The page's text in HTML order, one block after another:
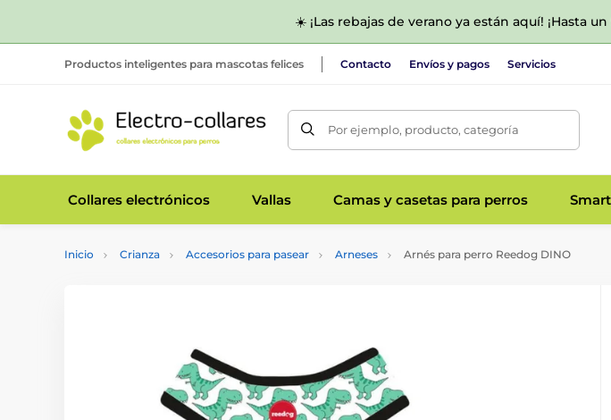
☀️ ¡Las rebajas de verano ya están aquí! ¡Hasta
Productos inteligentes para mascotas felices Contacto Envíos y pagos Servicios
Por ejemplo, producto, categoría
Collares electrónicos Vallas Camas y casetas para perros
Inicio Crianza Accesorios para pasear Arneses Arnés para perro Reedog DINO